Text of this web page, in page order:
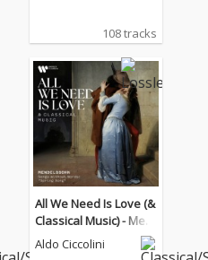
108 tracks
All We Need Is Love (&
Classical Music) - Men
delssohn: Songs With
out Words "Spring So
Aldo Ciccolini